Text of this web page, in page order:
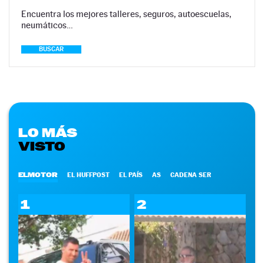
Encuentra los mejores talleres, seguros, autoescuelas,
neumáticos…
BUSCAR
LO MÁS
VISTO
ELMOTOR EL HUFFPOST EL PAÍS AS CADENA SER
1 2